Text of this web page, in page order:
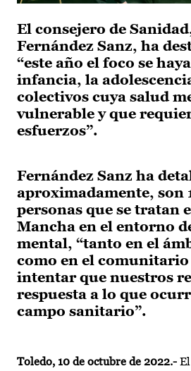
El consejero de
Fernández Sanz, ha
“este año el foco se
infancia, la
colectivos cuya salud
vulnerable y que
esfuerzos”.
Fernández Sanz ha
aproximadamente, son
personas que se tratan
Mancha en el entorno
mental, “tanto en el
como en el comunitario
intentar que nuestros
respuesta a lo que
campo sanitario”.
Toledo, 10 de octubre de 2022.-